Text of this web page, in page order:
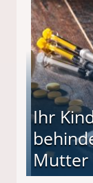
Ihr
Mutter